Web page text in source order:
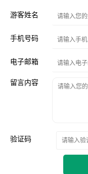
游客姓名
手机号码
电子邮箱
留言内容
验证码